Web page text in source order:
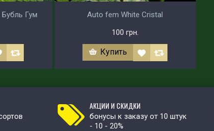
Гум
Auto fem White Cristal
100 грн.
Купить
АКЦИИ И СКИДКИ
бонусы к заказу от 10 штук
- 10 - 20%